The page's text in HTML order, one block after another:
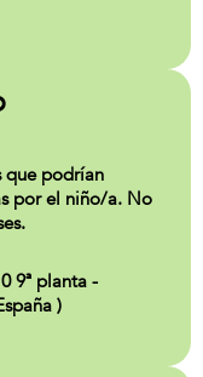
que podrían
por el niño/a. No
9ª planta -
)